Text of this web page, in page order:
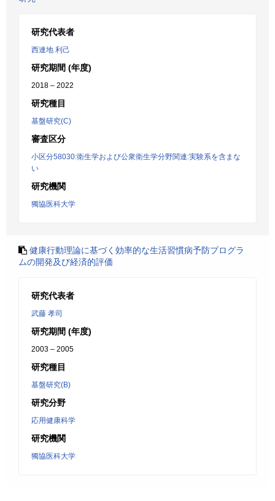
研究代表者
西連地 利己
研究期間 (年度)
2018 – 2022
研究種目
基盤研究(C)
審査区分
小区分58030:衛生学および公衆衛生学分野関連:実験系を含まな
い
研究機関
獨協医科大学
健康行動理論に基づく効率的な生活習慣病予防プログラ
ムの開発及び経済的評価
研究代表者
武藤 孝司
研究期間 (年度)
2003 – 2005
研究種目
基盤研究(B)
研究分野
応用健康科学
研究機関
獨協医科大学